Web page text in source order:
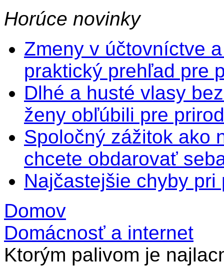
Horúce novinky
Zmeny v účtovníctve
praktický prehľad pre
Dlhé a husté vlasy
ženy obľúbili pre
Spoločný zážitok ako
chcete obdarovať
Najčastejšie chyby
Domov
Domácnosť a internet
Ktorým palivom je